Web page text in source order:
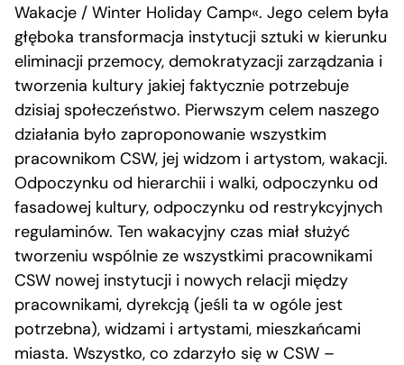
Wakacje / Winter Holiday Camp«. Jego celem była
głęboka transformacja instytucji sztuki w kierunku
eliminacji przemocy, demokratyzacji zarządzania i
tworzenia kultury jakiej faktycznie potrzebuje
dzisiaj społeczeństwo. Pierwszym celem naszego
działania było zaproponowanie wszystkim
pracownikom CSW, jej widzom i artystom, wakacji.
Odpoczynku od hierarchii i walki, odpoczynku od
fasadowej kultury, odpoczynku od restrykcyjnych
regulaminów. Ten wakacyjny czas miał służyć
tworzeniu wspólnie ze wszystkimi pracownikami
CSW nowej instytucji i nowych relacji między
pracownikami, dyrekcją (jeśli ta w ogóle jest
potrzebna), widzami i artystami, mieszkańcami
miasta. Wszystko, co zdarzyło się w CSW –